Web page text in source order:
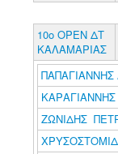
10ο ΟΡΕΝ ΔΤ
ΚΑΛΑΜΑΡΙΑΣ
ΠΑΠΑΓΙΑΝΝΗΣ
ΖΩΝΙΔΗΣ